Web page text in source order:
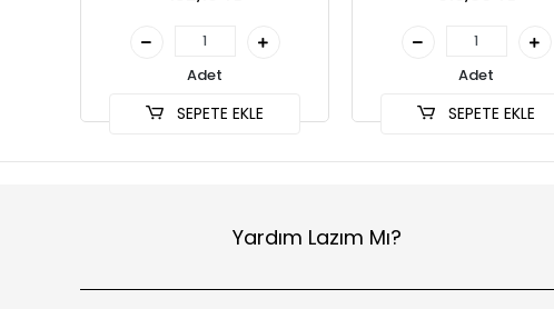
Adet
SEPETE EKLE
Adet
SEPETE EKLE
Yardım Lazım Mı?